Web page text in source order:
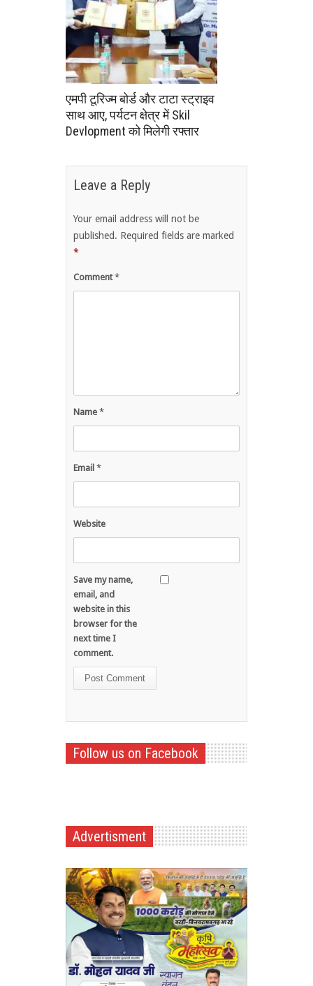
एमपी टूरिज्म बोर्ड और टाटा स्ट्राइव
साथ आए, पर्यटन क्षेत्र में Skil
Devlopment को मिलेगी रफ्तार
Leave a Reply
Your email address will not be
published. Required fields are marked
*
Comment*
Name *
Email *
Website
Save my name,
email, and
website in this
browser for the
next time I
comment.
Follow us on Facebook
Advertisment